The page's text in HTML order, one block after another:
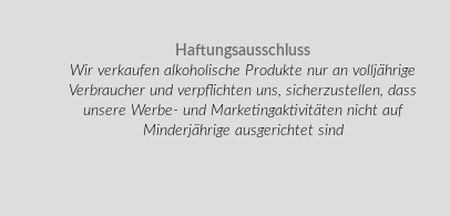
Haftungsausschluss
Wir verkaufen alkoholische Produkte nur an volljährige
Verbraucher und verpflichten uns, sicherzustellen, dass
unsere Werbe- und Marketingaktivitäten nicht auf
Minderjährige ausgerichtet sind